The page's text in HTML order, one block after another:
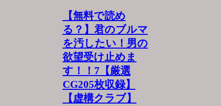
【無料で読め
る？】君のブルマ
を汚したい！男の
欲望受け止めま
す！！7【厳選
CG205枚収録】
【虚構クラブ】